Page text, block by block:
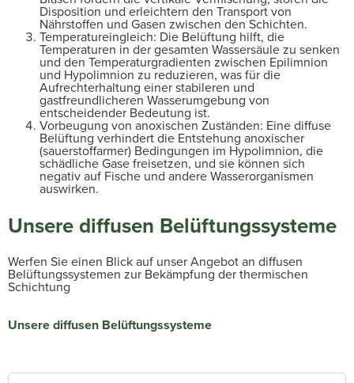
Disposition und erleichtern den Transport von
Nährstoffen und Gasen zwischen den Schichten.
Temperatureingleich: Die Belüftung hilft, die
Temperaturen in der gesamten Wassersäule zu senken
und den Temperaturgradienten zwischen Epilimnion
und Hypolimnion zu reduzieren, was für die
Aufrechterhaltung einer stabileren und
gastfreundlicheren Wasserumgebung von
entscheidender Bedeutung ist.
Vorbeugung von anoxischen Zuständen: Eine diffuse
Belüftung verhindert die Entstehung anoxischer
(sauerstoffarmer) Bedingungen im Hypolimnion, die
schädliche Gase freisetzen, und sie können sich
negativ auf Fische und andere Wasserorganismen
auswirken.
Unsere diffusen Belüftungssysteme
Werfen Sie einen Blick auf unser Angebot an diffusen
Belüftungssystemen zur Bekämpfung der thermischen
Schichtung
Unsere diffusen Belüftungssysteme